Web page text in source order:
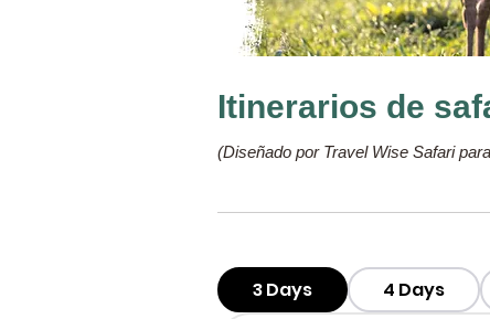
Itinerarios de
(Diseñado por Travel Wise Safari
3 Days 4 Days